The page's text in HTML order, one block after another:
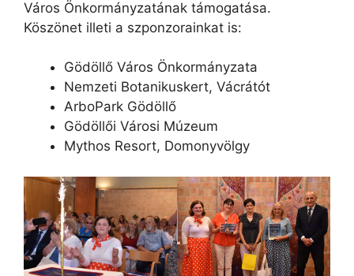
Város Önkormányzatának támogatása.
Köszönet illeti a szponzorainkat is:
Gödöllő Város Önkormányzata
Nemzeti Botanikuskert, Vácrátót
ArboPark Gödöllő
Gödöllői Városi Múzeum
Mythos Resort, Domonyvölgy